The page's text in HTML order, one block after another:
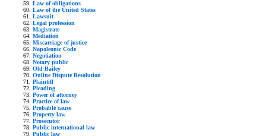
Law of obligations
Law of the United States
Lawsuit
Legal profession
Magistrate
Mediation
Miscarriage of justice
Napoleonic Code
Negotiation
Notary public
Old Bailey
Online Dispute Resolution
Plaintiff
Pleading
Power of attorney
Practice of law
Probable cause
Property law
Prosecutor
Public international law
Public law